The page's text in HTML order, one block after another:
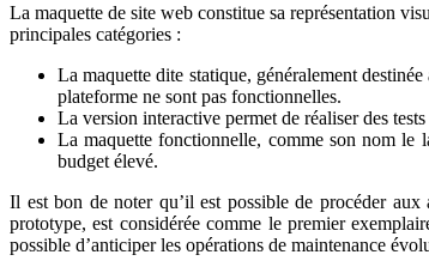
La maquette de site web constitue sa représentation
principales catégories :
La maquette dite statique, généralement
plateforme ne sont pas fonctionnelles.
La version interactive permet de réaliser des
La maquette fonctionnelle, comme son nom le
budget élevé.
Il est bon de noter qu’il est possible de procéder
prototype, est considérée comme le premier
possible d’anticiper les opérations de maintenance